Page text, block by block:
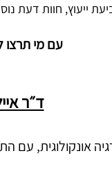
ייעוץ, חוות דעת
עם מי תרצו
ד״ר
אונקולוגית,